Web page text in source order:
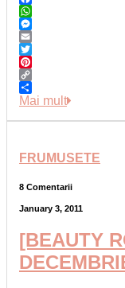
Facebook
WhatsApp
Messenger
Email
Twitter
Pinterest
Copy
Link
Share
Mai mult
FRUMUSETE
8 Comentarii
January 3, 2011
[BEAUTY